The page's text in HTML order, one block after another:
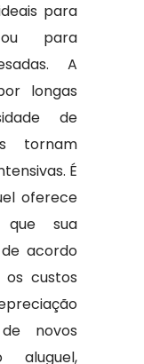
para
para
A
longas
de
tornam
É
oferece
que sua
acordo
custos
novos
aluguel,